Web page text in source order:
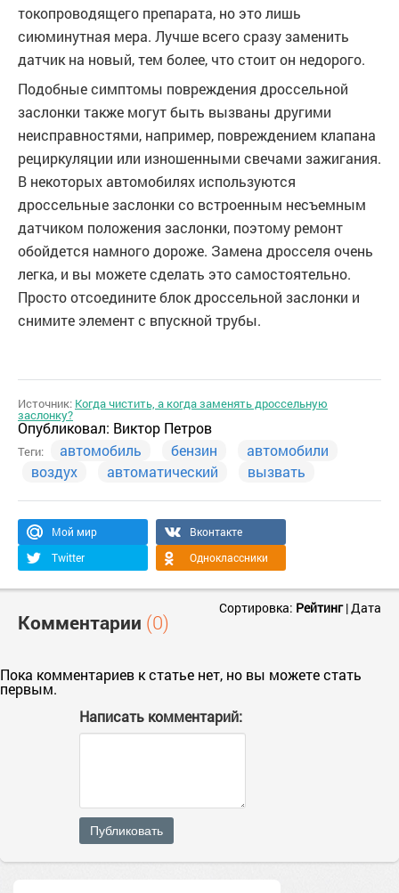
токопроводящего препарата, но это лишь
сиюминутная мера. Лучше всего сразу заменить
датчик на новый, тем более, что стоит он недорого.
Подобные симптомы повреждения дроссельной
заслонки также могут быть вызваны другими
неисправностями, например, повреждением клапана
рециркуляции или изношенными свечами зажигания.
В некоторых автомобилях используются
дроссельные заслонки со встроенным несъемным
датчиком положения заслонки, поэтому ремонт
обойдется намного дороже. Замена дросселя очень
легка, и вы можете сделать это самостоятельно.
Просто отсоедините блок дроссельной заслонки и
снимите элемент с впускной трубы.
Источник: Когда чистить, а когда заменять дроссельную
заслонку?
Опубликовал: Виктор Петров
Теги: автомобиль бензин
автомобили
воздух
автоматический вызвать
Мой мир
Вконтакте
Twitter
Одноклассники
Комментарии (0)
Сортировка: Рейтинг| Дата
Пока комментариев к статье нет, но вы можете стать
первым.
Написать комментарий:
Публиковать